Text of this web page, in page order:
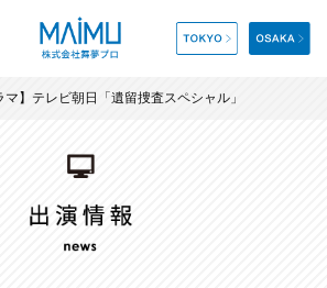
マ】テレビ朝日「遺留捜査スペシャル」